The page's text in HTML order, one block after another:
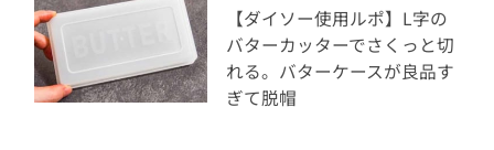
【ダイソー使用ルポ】L字の
バターカッターでさくっと切
れる。バターケースが良品す
ぎて脱帽